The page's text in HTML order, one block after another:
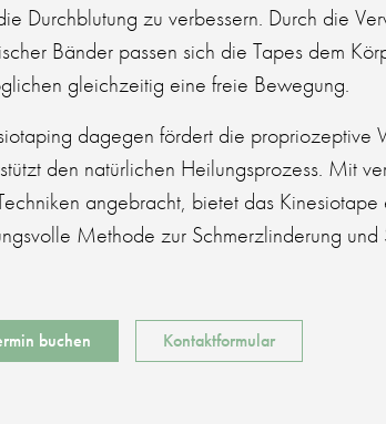
Durchblutung zu verbessern. Durch die
Bänder passen sich die Tapes dem
gleichzeitig eine freie Bewegung.
dagegen fördert die propriozeptive
den natürlichen Heilungsprozess. Mit
angebracht, bietet das
Methode zur Schmerzlinderung und
buchen Kontaktformular